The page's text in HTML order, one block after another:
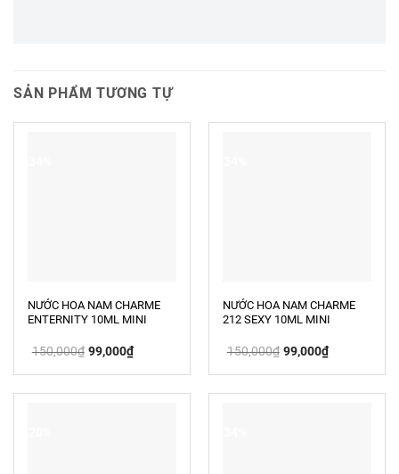
SẢN PHẨM TƯƠNG TỰ
NƯỚC HOA NAM CHARME
ENTERNITY 10ML MINI
150,000₫ Giá
gốc
99,000₫Giá
hiện
99,000₫.
NƯỚC HOA NAM CHARME
212 SEXY 10ML MINI
150,000₫ Giá
gốc
99,000₫Giá
hiện
99,000₫.